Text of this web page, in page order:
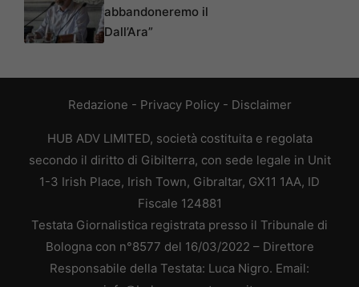
abbandoneremo il
Dall’Ara”
Redazione - Privacy Policy- Disclaimer
HUB ADV LIMITED, società costituita e regolata
secondo il diritto di Gibilterra, con sede legale in Unit
1-3 Irish Place, Irish Town, Gibraltar, GX11 1AA, ID
Fiscale 124881
Testata Giornalistica registrata presso il Tribunale di
Bologna con n°8577 del 16/03/2022 – Direttore
Responsabile della Testata: Luca Nigro. Email: